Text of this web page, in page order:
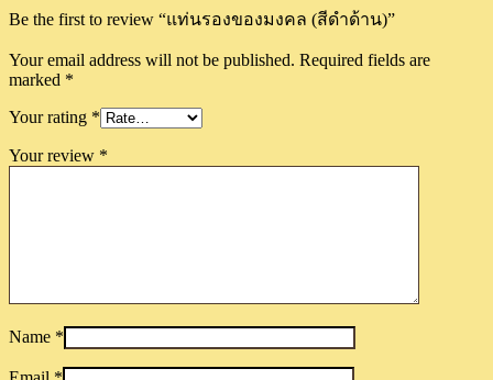
Be the first to review “แท่นรองของมงคล (สีดำด้าน)”
Your email address will not be published. Required fields are
marked *
Your rating *
Your review *
Name *